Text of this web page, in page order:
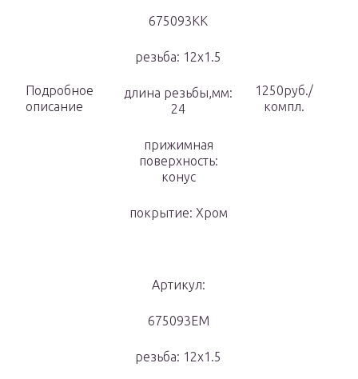
Подробное
описание
675093KK
резьба: 12х1.5
длина резьбы,мм:
24
прижимная
поверхность:
конус
покрытие: Хром
1250руб./
компл.
Артикул:
675093EM
резьба: 12х1.5